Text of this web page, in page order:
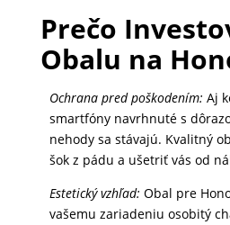
NOTEBOOK
GAMING
Prečo
Obalu na
Ochrana pred poškodením: Aj
smartfóny navrhnuté s
nehody sa stávajú. Kvalitný
šok z pádu a ušetriť vás od
Estetický vzhľad: Obal pre
vašemu zariadeniu osobitý